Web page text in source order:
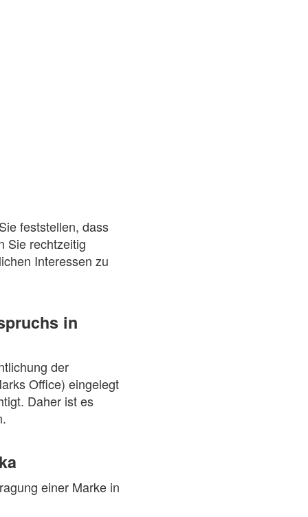
feststellen, dass
Sie rechtzeitig
Interessen zu
in
der
Office) eingelegt
Daher ist es
einer Marke in